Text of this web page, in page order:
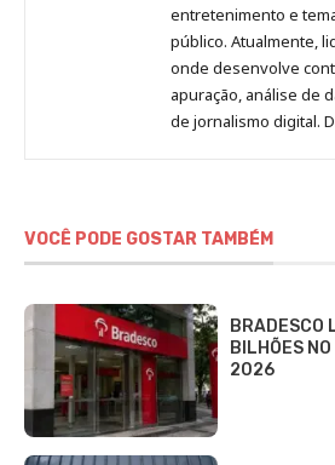
entretenimento e
público. Atualmente,
onde desenvolve
apuração, análise de
de jornalismo digital.
VOCÊ PODE GOSTAR TAMBÉM
BRADESCO
BILHÕES
2026